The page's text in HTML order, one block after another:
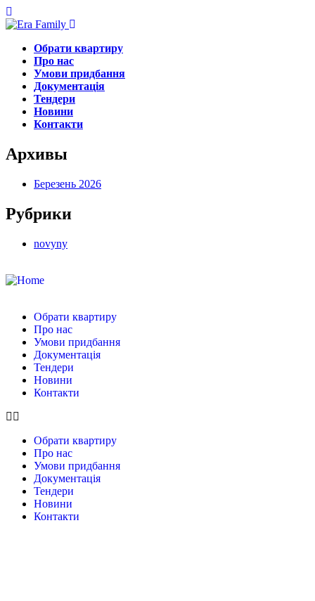
Обрати квартиру
Про нас
Умови придбання
Документація
Тендери
Новини
Контакти
Архивы
Березень 2026
Рубрики
novyny
Обрати квартиру
Про нас
Умови придбання
Документація
Тендери
Новини
Контакти
Обрати квартиру
Про нас
Умови придбання
Документація
Тендери
Новини
Контакти